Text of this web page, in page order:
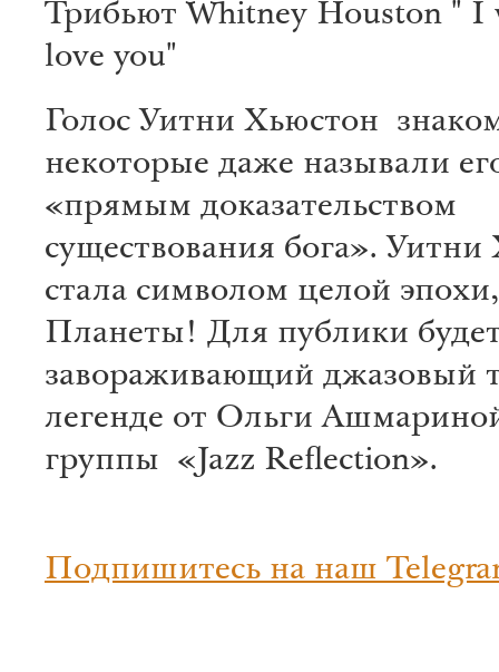
Трибьют Whitney Houston " I
love you"
Голос Уитни Хьюстон
некоторые даже называли
«прямым доказательством
существования бога». Уитни
стала символом целой
Планеты! Для публики
завораживающий джазовый
легенде от Ольги
группы «Jazz Reflection».
Подпишитесь на наш